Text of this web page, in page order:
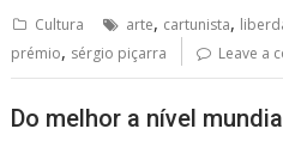
Cultura arte, cartunista,
prémio, sérgio piçarra Leave a
Do melhor a nível